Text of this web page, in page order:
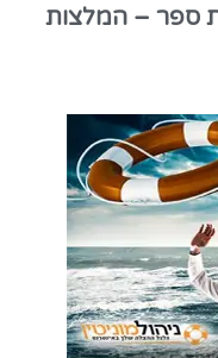
ספר – המלצות